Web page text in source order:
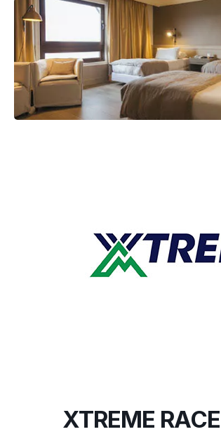
XTREME RACE